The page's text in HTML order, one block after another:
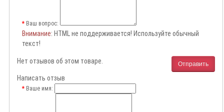
Ваш вопрос:
Внимание: HTML не поддерживается! Используйте обычный
текст!
Отправить
Нет отзывов об этом товаре.
Написать отзыв
Ваше имя: